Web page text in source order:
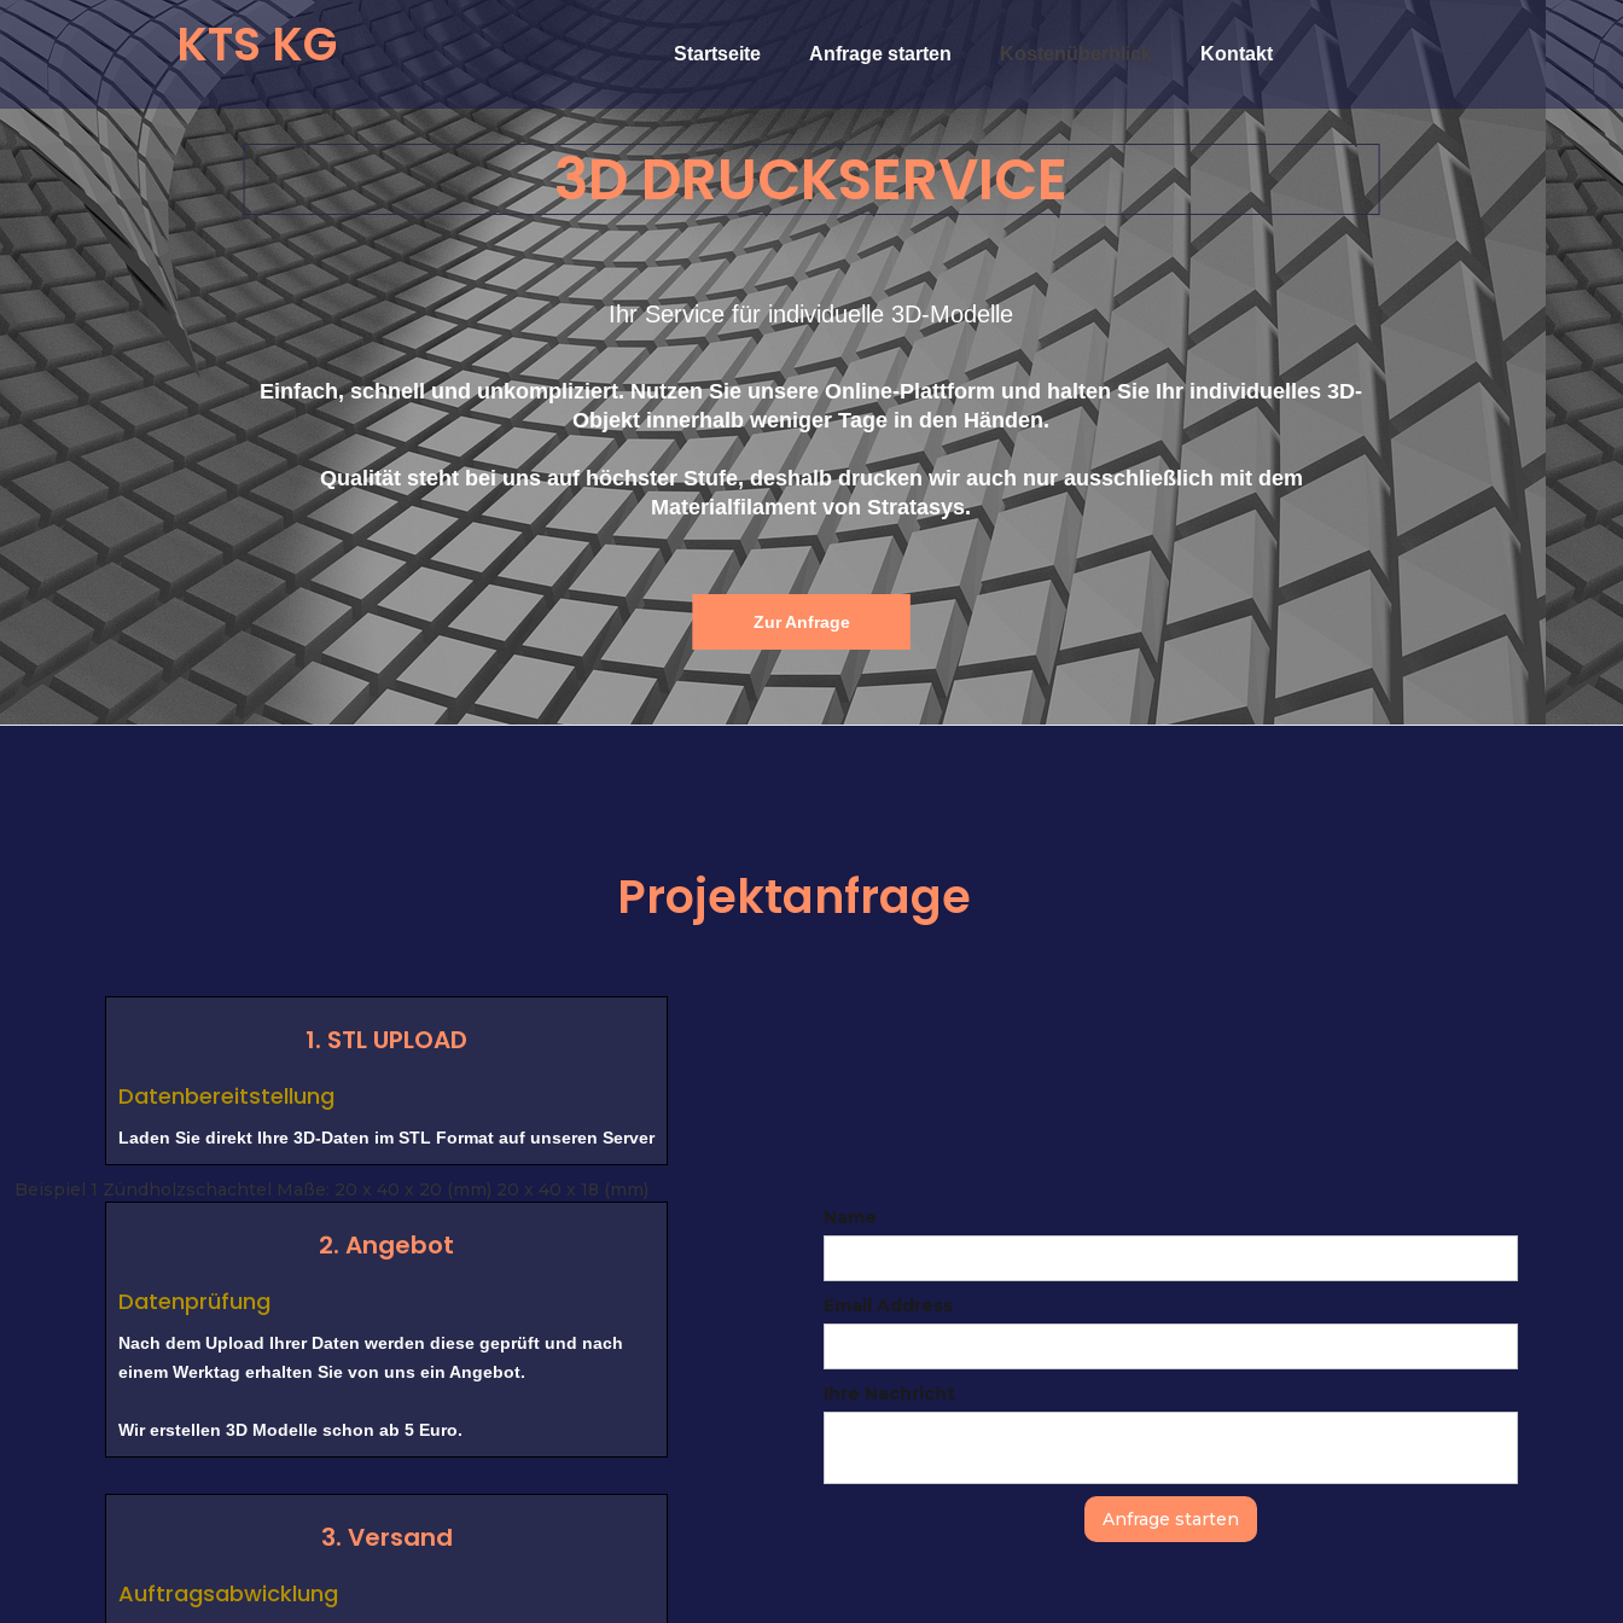
3D DRUCKSERVICE
Ihr Service für individuelle 3D-Modelle
Einfach, schnell und unkompliziert. Nutzen Sie unsere Online-Plattform und halten Sie Ihr individuelles 3D-
Objekt innerhalb weniger Tage in den Händen.
Qualität steht bei uns auf höchster Stufe, deshalb drucken wir auch nur ausschließlich mit dem
Materialfilament von Stratasys.
Zur Anfrage
Startseite Anfrage starten Kostenüberblick Kontakt
KTS KG
Projektanfrage
1. STL UPLOAD
Datenbereitstellung
Laden Sie direkt Ihre 3D-Daten im STL Format auf unseren Server
2. Angebot
Datenprüfung
Nach dem Upload Ihrer Daten werden diese geprüft und nach
einem Werktag erhalten Sie von uns ein Angebot.
Wir erstellen 3D Modelle schon ab 5 Euro.
3. Versand
Auftragsabwicklung
Name
Email Address
Ihre Nachricht
Beispiel 1 Zündholzschachtel Maße: 20 x 40 x 20 (mm) 20 x 40 x 18 (mm)